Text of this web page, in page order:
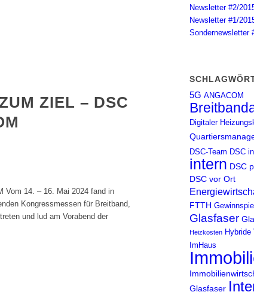
ZIEL – DSC
Vom 14. – 16. Mai 2024 fand in
Kongressmessen für Breitband,
und lud am Vorabend der
Newsletter #2/
Newsletter #1/
Sondernewsletter
5G ANGACOM
Digitaler
DSC-Team DSC
intern DSC
DSC vor Ort
FTTH Gewinnspiel
Glasfaser
Heizkosten Hybride
ImHaus
Glasfaser